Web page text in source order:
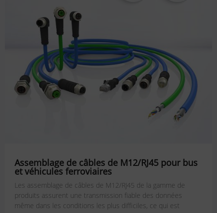
Assemblage de câbles de M12/RJ45 pour bus
et véhicules ferroviaires
Les assemblage de câbles de M12/RJ45 de la gamme de
produits assurent une transmission fiable des données
même dans les conditions les plus difficiles, ce qui est